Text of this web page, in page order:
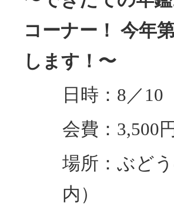
コーナー！ 今年
します！〜
日時：8／10
会費：3,500
場所：ぶど
内）